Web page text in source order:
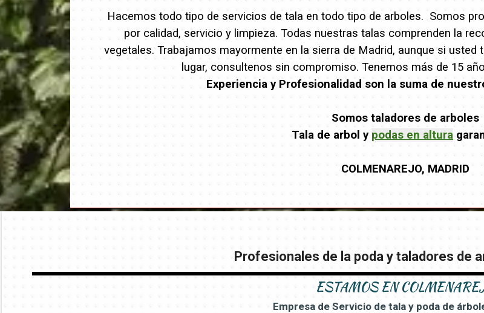
Hacemos todo tipo de servicios de tala en todo tipo de arboles. Somos
por calidad, servicio y limpieza. Todas nuestras talas comprenden la
vegetales. Trabajamos mayormente en la sierra de Madrid, aunque si
lugar, consultenos sin compromiso. Tenemos más de 15
Experiencia y Profesionalidad son la suma de
Somos taladores de arboles
Tala de arbol y podas en altura
COLMENAREJO, MADRID
Profesionales de la poda y taladores de
ESTAMOS EN
Empresa de Servicio de tala y poda de